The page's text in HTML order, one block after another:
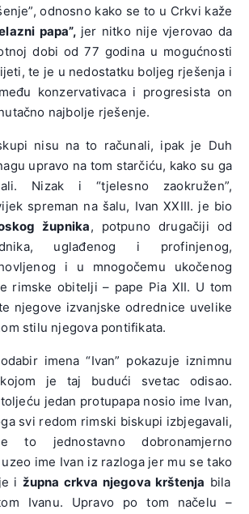
odnosno kako se to u Crkvi kaže
papa”, jer nitko nije vjerovao da
dobi od 77 godina u mogućnosti
te je u nedostatku boljeg rješenja i
konzervativaca i progresista on
najbolje rješenje.
nisu na to računali, ipak je Duh
upravo na tom starčiću, kako su ga
Nizak i “tjelesno zaokružen”,
spreman na šalu, Ivan XXIII. je bio
župnika, potpuno drugačiji od
uglađenog i profinjenog,
i u mnogočemu ukočenog
rimske obitelji – pape Pia XII. U tom
njegove izvanjske odrednice uvelike
stilu njegova pontifikata.
imena “Ivan” pokazuje iznimnu
kojom je taj budući svetac odisao.
jedan protupapa nosio ime Ivan,
svi redom rimski biskupi izbjegavali,
to jednostavno dobronamjerno
ime Ivan iz razloga jer mu se tako
i župna crkva njegova krštenja bila
Ivanu. Upravo po tom načelu –